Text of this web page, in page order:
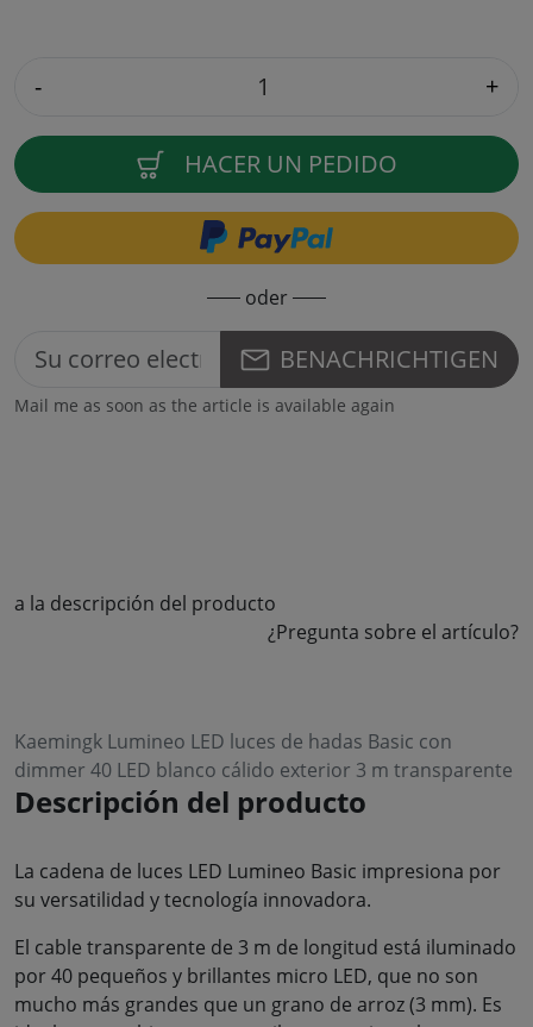
- +
HACER UN PEDIDO
oder
BENACHRICHTIGEN
Mail me as soon as the article is available again
a la descripción del producto
¿Pregunta sobre el artículo?
Kaemingk Lumineo LED luces de hadas Basic con
dimmer 40 LED blanco cálido exterior 3 m transparente
Descripción del producto
La cadena de luces LED Lumineo Basic impresiona por
su versatilidad y tecnología innovadora.
El cable transparente de 3 m de longitud está iluminado
por 40 pequeños y brillantes micro LED, que no son
mucho más grandes que un grano de arroz (3 mm). Es